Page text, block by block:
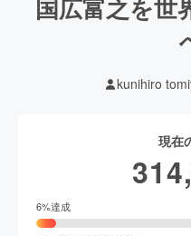
国広富之を世
kunihiro
現在
6%達成